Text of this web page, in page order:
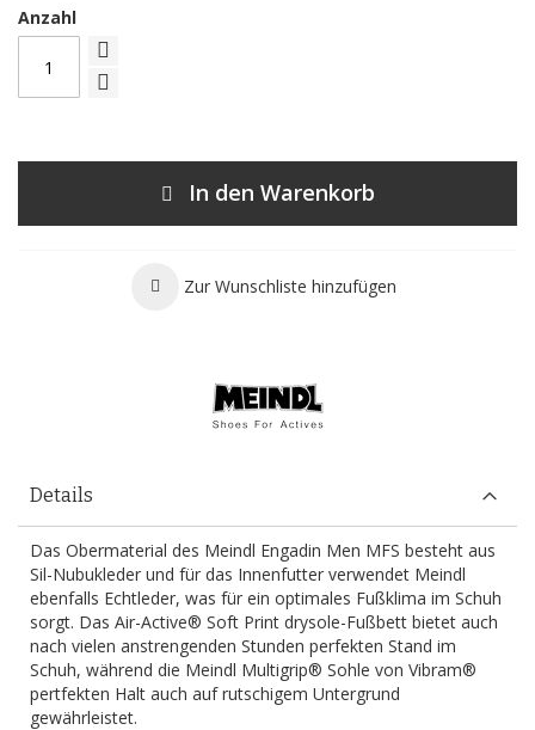
Anzahl
In den Warenkorb
Zur Wunschliste hinzufügen
Details
Das Obermaterial des Meindl Engadin Men MFS besteht aus
Sil-Nubukleder und für das Innenfutter verwendet Meindl
ebenfalls Echtleder, was für ein optimales Fußklima im Schuh
sorgt. Das Air-Active® Soft Print drysole-Fußbett bietet auch
nach vielen anstrengenden Stunden perfekten Stand im
Schuh, während die Meindl Multigrip® Sohle von Vibram®
pertfekten Halt auch auf rutschigem Untergrund
gewährleistet.